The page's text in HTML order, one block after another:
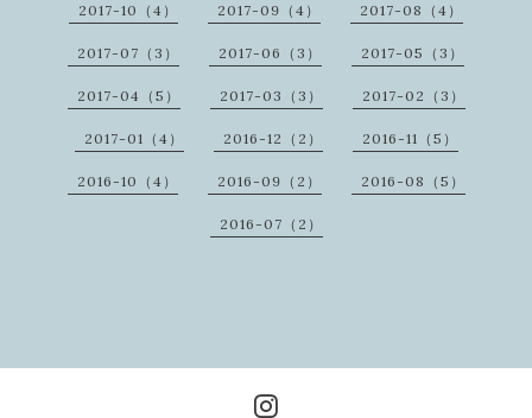
2017-10（4） 2017-09（4） 2017-08（4）
2017-07（3） 2017-06（3） 2017-05（3）
2017-04（5） 2017-03（3） 2017-02（3）
2017-01（4） 2016-12（2） 2016-11（5）
2016-10（4） 2016-09（2） 2016-08（5）
2016-07（2）